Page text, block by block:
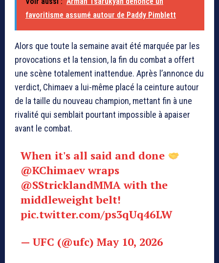
favoritisme assumé autour de Paddy Pimblett
Alors que toute la semaine avait été marquée par les
provocations et la tension, la fin du combat a offert
une scène totalement inattendue. Après l’annonce du
verdict, Chimaev a lui-même placé la ceinture autour
de la taille du nouveau champion, mettant fin à une
rivalité qui semblait pourtant impossible à apaiser
avant le combat.
When it's all said and done
@KChimaevwraps
@SStricklandMMAwith the
middleweight belt!
pic.twitter.com/ps3qUq46LW
— UFC (@ufc) May 10, 2026